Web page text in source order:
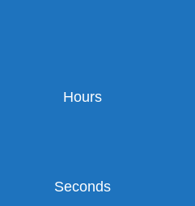
Hours
Seconds